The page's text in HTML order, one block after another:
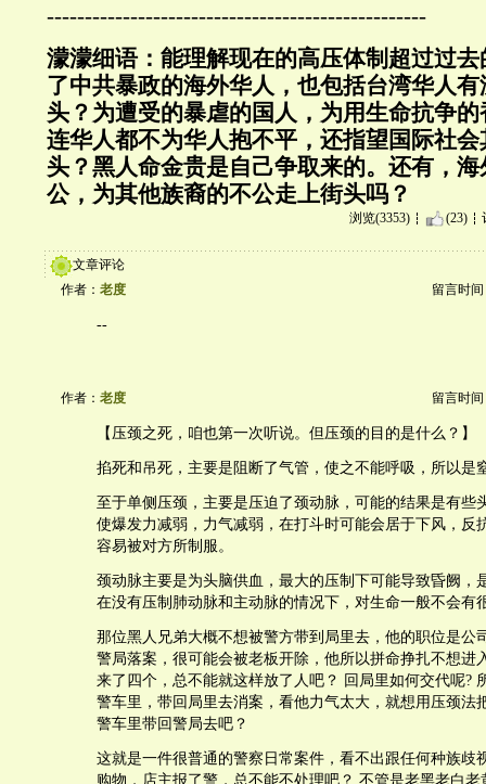
--------------------------------------------------
濛濛细语：能理解现在的高压体制超过过
了中共暴政的海外华人，也包括台湾华人
头？为遭受的暴虐的国人，为用生命抗争
连华人都不为华人抱不平，还指望国际社
头？黑人命金贵是自己争取来的。还有，
公，为其他族裔的不公走上街头吗？
浏览(3353) (23)
文章评论
作者： 老度 留言时间
--
作者： 老度 留言时间
【压颈之死，咱也第一次听说。但压颈的目的是什么？】
掐死和吊死，主要是阻断了气管，使之不能呼吸，所以是
至于单侧压颈，主要是压迫了颈动脉，可能的结果是有些
使爆发力减弱，力气减弱，在打斗时可能会居于下风，反
容易被对方所制服。
颈动脉主要是为头脑供血，最大的压制下可能导致昏阙，
在没有压制肺动脉和主动脉的情况下，对生命一般不会有
那位黑人兄弟大概不想被警方带到局里去，他的职位是公
警局落案，很可能会被老板开除，他所以拼命挣扎不想进
来了四个，总不能就这样放了人吧？ 回局里如何交代呢?
警车里，带回局里去消案，看他力气太大，就想用压颈法
警车里带回警局去吧？
这就是一件很普通的警察日常案件，看不出跟任何种族歧
购物，店主报了警，总不能不处理吧？ 不管是老黑老白